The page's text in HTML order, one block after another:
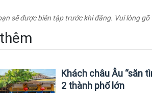
sẽ được biên tập trước khi đăng. Vui lòng gõ
Khách châu Âu “săn
2 thành phố lớn